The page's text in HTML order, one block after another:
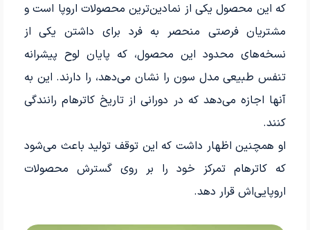
که این محصول یکی از نمادین‌ترین محصولات اروپا است و
مشتریان فرصتی منحصر به فرد برای داشتن یکی از
نسخه‌های محدود این محصول، که پایان لوح پیشرانه
تنفس طبیعی مدل سون را نشان می‌دهد، را دارند. این به
آنها اجازه می‌دهد که در دورانی از تاریخ کاترهام رانندگی
کنند.
او همچنین اظهار داشت که این توقف تولید باعث می‌شود
که کاترهام تمرکز خود را بر روی گسترش محصولات
اروپایی‌اش قرار دهد.